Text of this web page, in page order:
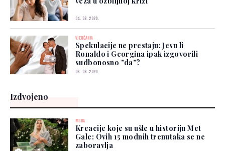
04. 08. 2026.
VJENČANJA
Spekulacije ne prestaju: Jesu li
Ronaldo i Georgina ipak izgovorili
sudbonosno "da"?
03. 08. 2026.
Izdvojeno
MODA
Kreacije koje su ušle u historiju Met
Gale: Ovih 15 modnih trenutaka se ne
zaboravlja